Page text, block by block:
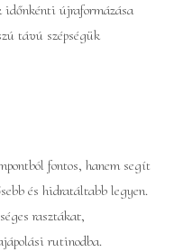
időnkénti újraformázása
távú szépségük
fontos, hanem segít
és hidratáltabb legyen.
rasztákat,
rutinodba.